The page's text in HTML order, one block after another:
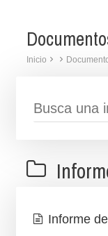
Inicio
Informe